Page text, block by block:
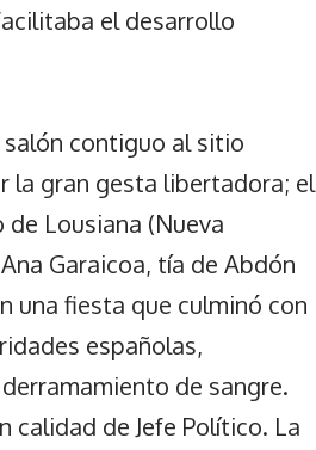
el desarrollo
contiguo al sitio
la gran gesta libertadora; el
Lousiana (Nueva
Garaicoa, tía de Abdón
una fiesta que culminó con
españolas,
de sangre.
calidad de Jefe Político. La